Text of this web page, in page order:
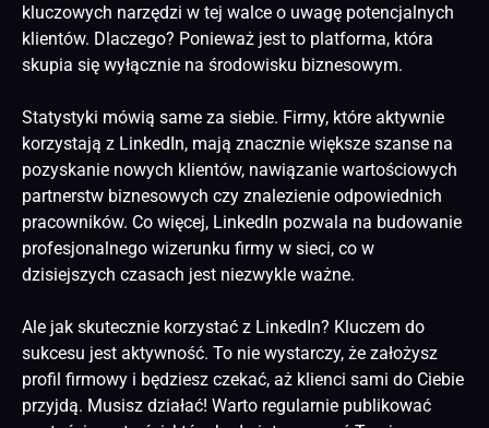
kluczowych narzędzi w tej walce o uwagę potencjalnych
klientów. Dlaczego? Ponieważ jest to platforma, która
skupia się wyłącznie na środowisku biznesowym.
Statystyki mówią same za siebie. Firmy, które aktywnie
korzystają z LinkedIn, mają znacznie większe szanse na
pozyskanie nowych klientów, nawiązanie wartościowych
partnerstw biznesowych czy znalezienie odpowiednich
pracowników. Co więcej, LinkedIn pozwala na budowanie
profesjonalnego wizerunku firmy w sieci, co w
dzisiejszych czasach jest niezwykle ważne.
Ale jak skutecznie korzystać z LinkedIn? Kluczem do
sukcesu jest aktywność. To nie wystarczy, że założysz
profil firmowy i będziesz czekać, aż klienci sami do Ciebie
przyjdą. Musisz działać! Warto regularnie publikować